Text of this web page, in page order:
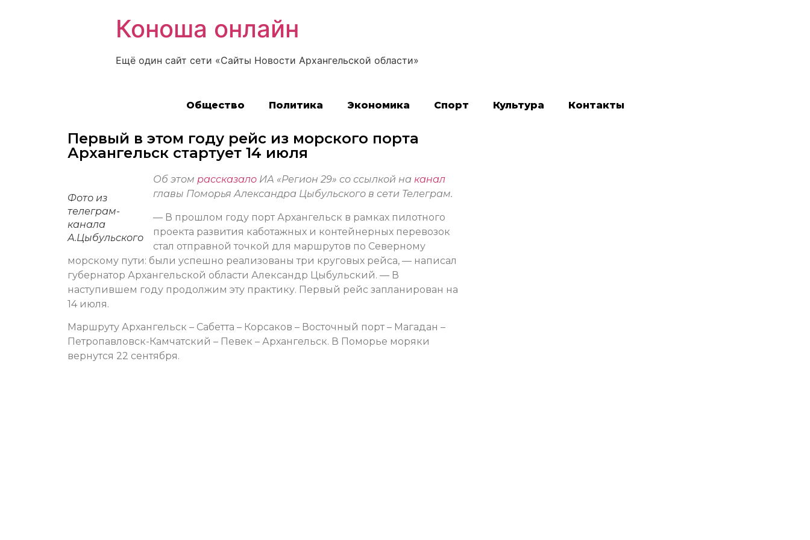
Коноша онлайн
Ещё один сайт сети «Сайты Новости Архангельской области»
Общество Политика Экономика Спорт Культура Контакты
Первый в этом году рейс из морского порта
Архангельск стартует 14 июля
Фото из
телеграм-
канала
А.Цыбульского
Об этом рассказало ИА «Регион 29» со ссылкой на канал
главы Поморья Александра Цыбульского в сети Телеграм.
— В прошлом году порт Архангельск в рамках пилотного
проекта развития каботажных и контейнерных перевозок
стал отправной точкой для маршрутов по Северному
морскому пути: были успешно реализованы три круговых рейса, — написал
губернатор Архангельской области Александр Цыбульский. — В
наступившем году продолжим эту практику. Первый рейс запланирован на
14 июля.
Маршруту Архангельск – Сабетта – Корсаков – Восточный порт – Магадан –
Петропавловск-Камчатский – Певек – Архангельск. В Поморье моряки
вернутся 22 сентября.